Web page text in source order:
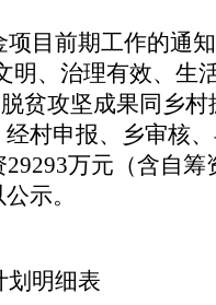
目前期工作的通
、治理有效、生
贫攻坚成果同乡
村申报、乡审核
万元（含自
示。
明细表